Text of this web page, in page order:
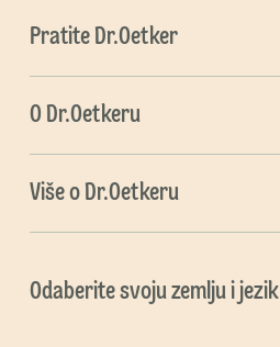
Pratite Dr.Oetker
O Dr.Oetkeru
Više o Dr.Oetkeru
Odaberite svoju zemlju i jezik